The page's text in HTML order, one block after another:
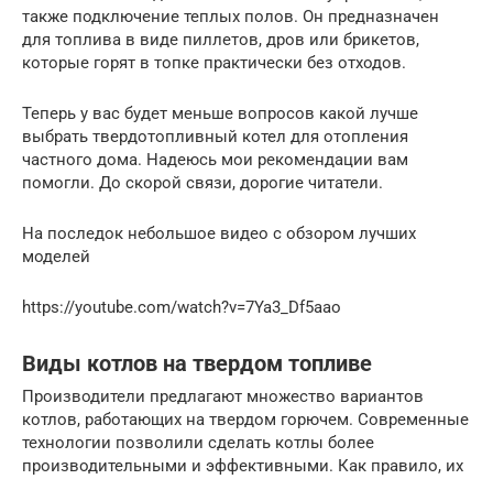
также подключение теплых полов. Он предназначен
для топлива в виде пиллетов, дров или брикетов,
которые горят в топке практически без отходов.
Теперь у вас будет меньше вопросов какой лучше
выбрать твердотопливный котел для отопления
частного дома. Надеюсь мои рекомендации вам
помогли. До скорой связи, дорогие читатели.
На последок небольшое видео с обзором лучших
моделей
https://youtube.com/watch?v=7Ya3_Df5aao
Виды котлов на твердом топливе
Производители предлагают множество вариантов
котлов, работающих на твердом горючем. Современные
технологии позволили сделать котлы более
производительными и эффективными. Как правило, их